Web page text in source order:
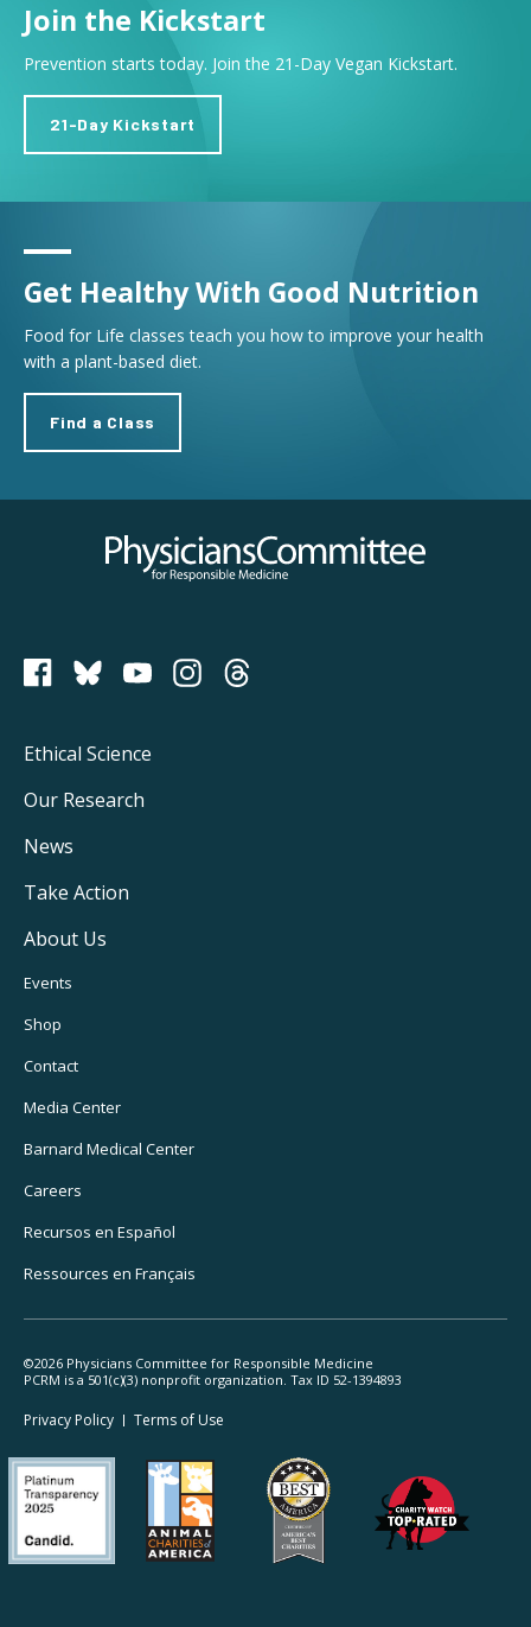
Join the Kickstart
Prevention starts today. Join the 21-Day Vegan Kickstart.
21-Day Kickstart
Get Healthy With Good Nutrition
Food for Life classes teach you how to improve your health
with a plant-based diet.
Find a Class
Physicians Committee for Responsible Medicine
PCRM on Bluesky
Footer
Main
Navigation
Ethical Science
Our Research
News
Take Action
About Us
Footer
Utility
Navigation
Events
Shop
Contact
Media Center
Barnard Medical Center
Careers
Recursos en Español
Ressources en Français
©2026 Physicians Committee for Responsible Medicine
PCRM is a 501(c)(3) nonprofit organization. Tax ID 52-1394893
Footer
Legal
Privacy Policy Terms of Use